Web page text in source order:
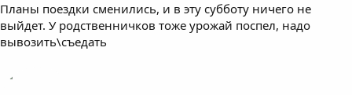
Планы поездки сменились, и в эту субботу ничего не
выйдет. У родственничков тоже урожай поспел, надо
вывозить\съедать